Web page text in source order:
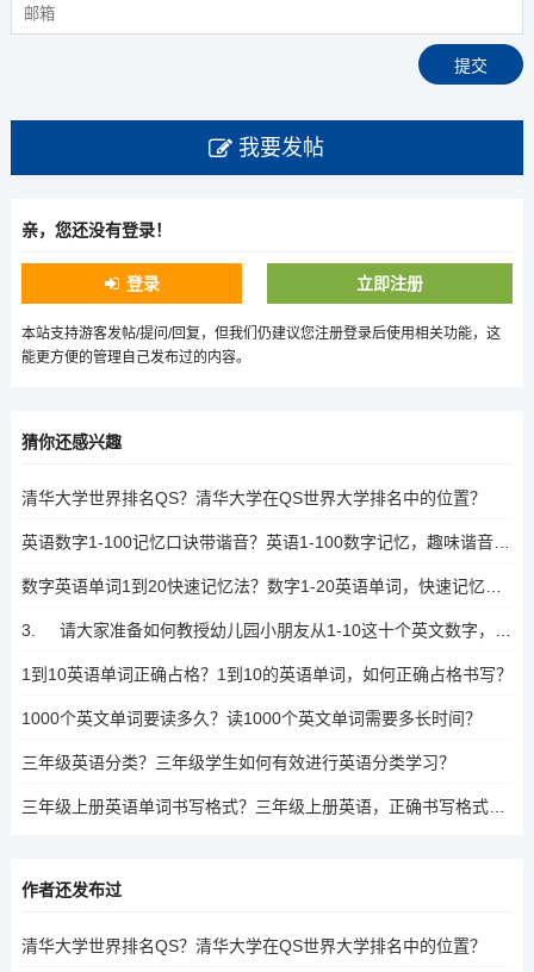
我要发帖
亲，您还没有登录！
登录 立即注册
本站支持游客发帖/提问/回复，但我们仍建议您注册登录后使用相关功能，这
能更方便的管理自己发布过的内容。
猜你还感兴趣
清华大学世界排名QS？清华大学在QS世界大学排名中的位置？
英语数字1-100记忆口诀带谐音？英语1-100数字记忆，趣味谐音口诀大揭秘
数字英语单词1到20快速记忆法？数字1-20英语单词，快速记忆技巧揭秘
1到10英语单词正确占格？1到10的英语单词，如何正确占格书写？
1000个英文单词要读多久？读1000个英文单词需要多长时间？
三年级英语分类？三年级学生如何有效进行英语分类学习？
三年级上册英语单词书写格式？三年级上册英语，正确书写格式的秘诀是什么？
作者还发布过
清华大学世界排名QS？清华大学在QS世界大学排名中的位置？